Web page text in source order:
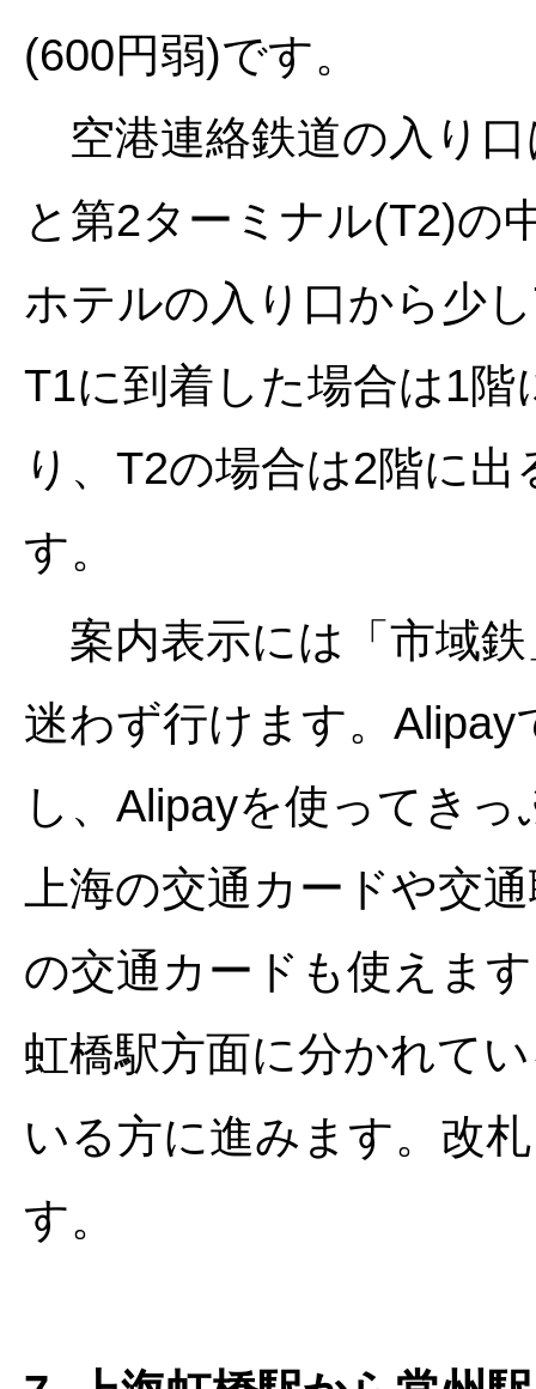
(600円弱)です。
空港連絡鉄道の入り
と第2ターミナル(T2)の
ホテルの入り口から少
T1に到着した場合は1
り、T2の場合は2階に
す。
案内表示には「市域
迷わず行けます。
し、Alipayを使ってき
上海の交通カードや交
の交通カードも使えま
虹橋駅方面に分かれて
いる方に進みます。改
す。